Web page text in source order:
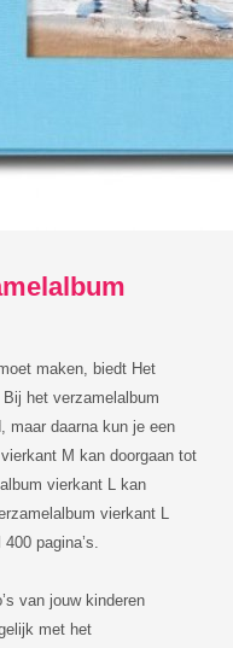
maken, biedt Het
Bij het verzamelalbum
maar daarna kun je een
M kan doorgaan tot
vierkant L kan
vierkant L
pagina’s.
van jouw kinderen
met het